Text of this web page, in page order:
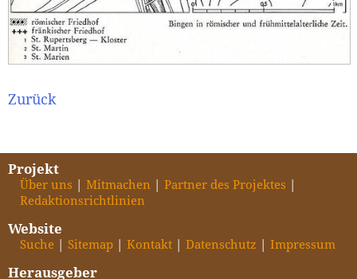
Zurück
Projekt
Über uns Mitmachen
Partner des Projektes
Redaktionsrichtlinien
Website
Suche Sitemap Kontakt Datenschutz Impressum
Herausgeber